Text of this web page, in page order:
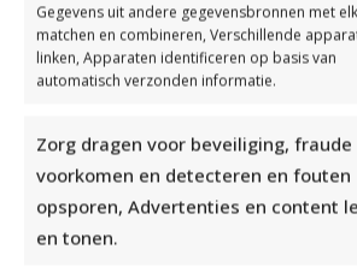
Gegevens uit andere gegevensbronnen met
matchen en combineren, Verschillende
linken, Apparaten identificeren op basis van
automatisch verzonden informatie.
Zorg dragen voor beveiliging, fraude
voorkomen en detecteren en fouten
opsporen, Advertenties en content
en tonen.
MOOIE RUIMVALLENDE